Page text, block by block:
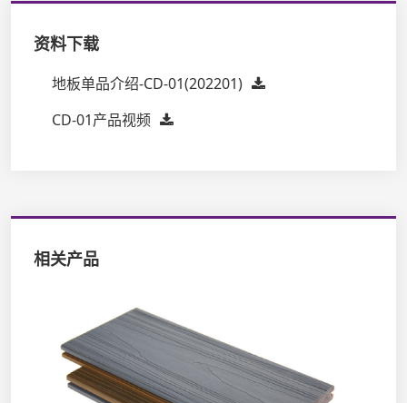
资料下载
地板单品介绍-CD-01(202201)
CD-01产品视频
相关产品